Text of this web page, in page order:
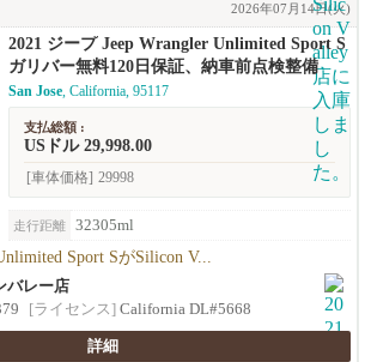
2026年07月14日(火)
2021 ジープ Jeep Wrangler Unlimited Sport S
ガリバー無料120日保証、納車前点検整備
San Jose, California, 95117
支払総額 :
USドル 29,998.00
[車体価格] 29998
走行距離 32305ml
Sport SがSilicon V...
バレー店
[ライセンス] California DL#5668
詳細